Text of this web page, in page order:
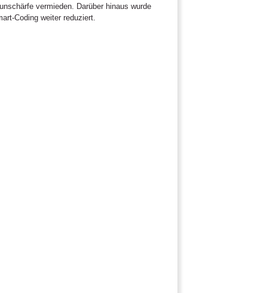
vermieden. Darüber hinaus wurde
Coding weiter reduziert.